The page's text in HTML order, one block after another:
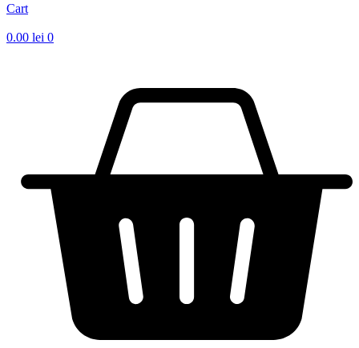
Cart
0.00 lei 0